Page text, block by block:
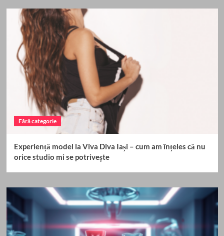
Fără categorie
Experiență model la Viva Diva Iași – cum am înțeles că nu
orice studio mi se potrivește